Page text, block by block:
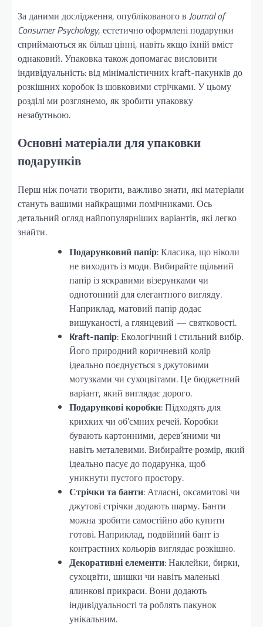
За даними дослідження, опублікованого в Journal of
Consumer Psychology, естетично оформлені подарунки
сприймаються як більш цінні, навіть якщо їхній вміст
однаковий. Упаковка також допомагає висловити
індивідуальність: від мінімалістичних kraft-пакунків до
розкішних коробок із шовковими стрічками. У цьому
розділі ми розглянемо, як зробити упаковку
незабутньою.
Основні матеріали для упаковки
подарунків
Перш ніж почати творити, важливо знати, які матеріали
стануть вашими найкращими помічниками. Ось
детальний огляд найпопулярніших варіантів, які легко
знайти.
Подарунковий папір: Класика, що ніколи
не виходить із моди. Вибирайте щільний
папір із яскравими візерунками чи
однотонний для елегантного вигляду.
Наприклад, матовий папір додає
вишуканості, а глянцевий — святковості.
Kraft-папір: Екологічний і стильний вибір.
Його природний коричневий колір
ідеально поєднується з джутовими
мотузками чи сухоцвітами. Це бюджетний
варіант, який виглядає дорого.
Подарункові коробки: Підходять для
крихких чи об’ємних речей. Коробки
бувають картонними, дерев’яними чи
навіть металевими. Вибирайте розмір, який
ідеально пасує до подарунка, щоб
уникнути пустого простору.
Стрічки та банти: Атласні, оксамитові чи
джутові стрічки додають шарму. Банти
можна зробити самостійно або купити
готові. Наприклад, подвійний бант із
контрастних кольорів виглядає розкішно.
Декоративні елементи: Наклейки, бирки,
сухоцвіти, шишки чи навіть маленькі
ялинкові прикраси. Вони додають
індивідуальності та роблять пакунок
унікальним.